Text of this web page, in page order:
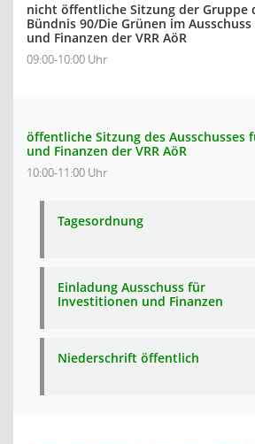
nicht öffentliche Sitzung der Gruppe
Bündnis 90/Die Grünen im
und Finanzen der VRR AöR
09:00-10:00 Uhr
öffentliche Sitzung des Ausschusses
und Finanzen der VRR AöR
10:00-11:00 Uhr
Tagesordnung
Einladung Ausschuss für
Investitionen und Finanzen
Niederschrift öffentlich